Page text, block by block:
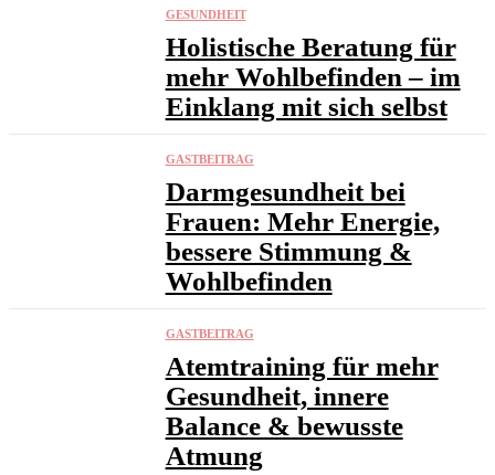
GESUNDHEIT
Holistische Beratung für
mehr Wohlbefinden – im
Einklang mit sich selbst
GASTBEITRAG
Darmgesundheit bei
Frauen: Mehr Energie,
bessere Stimmung &
Wohlbefinden
GASTBEITRAG
Atemtraining für mehr
Gesundheit, innere
Balance & bewusste
Atmung